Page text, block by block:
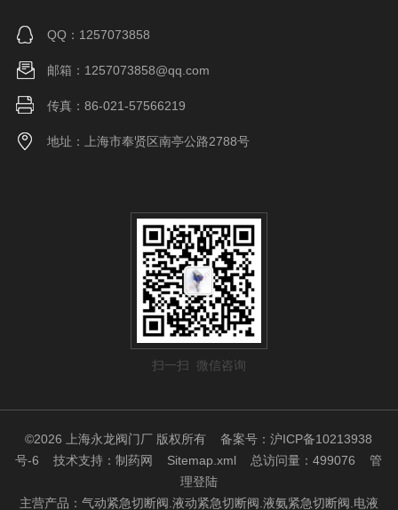
QQ：1257073858
邮箱：1257073858@qq.com
传真：86-021-57566219
地址：上海市奉贤区南亭公路2788号
扫一扫 微信咨询
©2026 上海永龙阀门厂 版权所有备案号：沪ICP备10213938
号-6 技术支持：制药网 Sitemap.xml 总访问量：499076管
理登陆
主营产品：气动紧急切断阀.液动紧急切断阀.液氨紧急切断阀.电液